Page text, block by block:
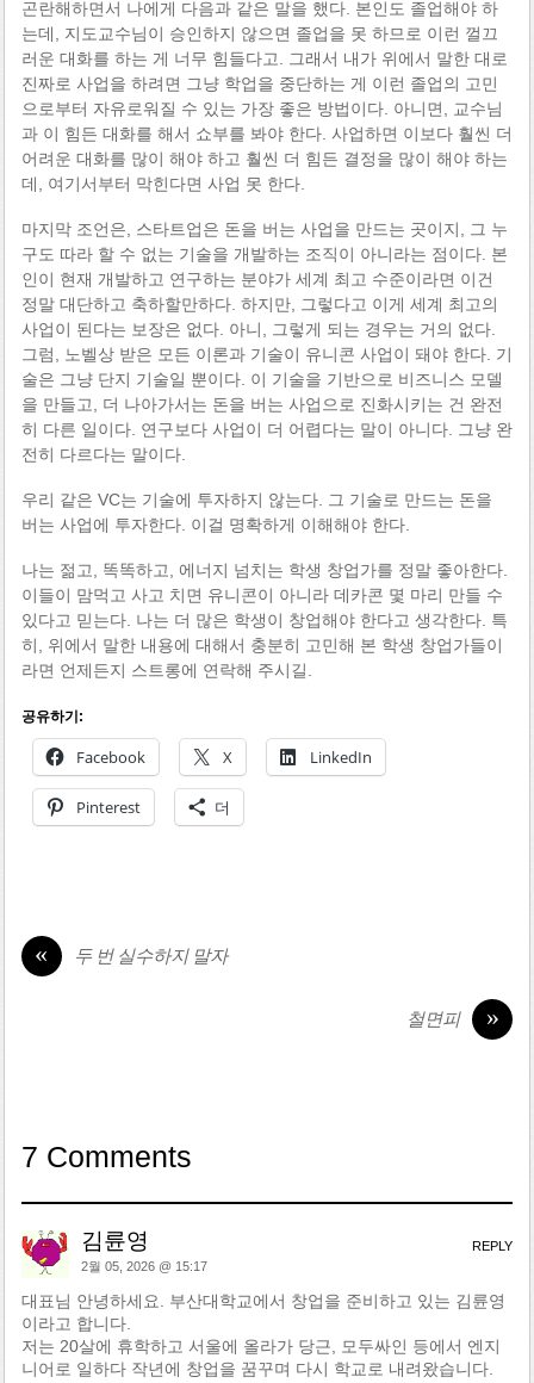
곤란해하면서 나에게 다음과 같은 말을 했다. 본인도 졸업해야 하
는데, 지도교수님이 승인하지 않으면 졸업을 못 하므로 이런 껄끄
러운 대화를 하는 게 너무 힘들다고. 그래서 내가 위에서 말한 대로
진짜로 사업을 하려면 그냥 학업을 중단하는 게 이런 졸업의 고민
으로부터 자유로워질 수 있는 가장 좋은 방법이다. 아니면, 교수님
과 이 힘든 대화를 해서 쇼부를 봐야 한다. 사업하면 이보다 훨씬 더
어려운 대화를 많이 해야 하고 훨씬 더 힘든 결정을 많이 해야 하는
데, 여기서부터 막힌다면 사업 못 한다.
마지막 조언은, 스타트업은 돈을 버는 사업을 만드는 곳이지, 그 누
구도 따라 할 수 없는 기술을 개발하는 조직이 아니라는 점이다. 본
인이 현재 개발하고 연구하는 분야가 세계 최고 수준이라면 이건
정말 대단하고 축하할만하다. 하지만, 그렇다고 이게 세계 최고의
사업이 된다는 보장은 없다. 아니, 그렇게 되는 경우는 거의 없다.
그럼, 노벨상 받은 모든 이론과 기술이 유니콘 사업이 돼야 한다. 기
술은 그냥 단지 기술일 뿐이다. 이 기술을 기반으로 비즈니스 모델
을 만들고, 더 나아가서는 돈을 버는 사업으로 진화시키는 건 완전
히 다른 일이다. 연구보다 사업이 더 어렵다는 말이 아니다. 그냥 완
전히 다르다는 말이다.
우리 같은 VC는 기술에 투자하지 않는다. 그 기술로 만드는 돈을
버는 사업에 투자한다. 이걸 명확하게 이해해야 한다.
나는 젊고, 똑똑하고, 에너지 넘치는 학생 창업가를 정말 좋아한다.
이들이 맘먹고 사고 치면 유니콘이 아니라 데카콘 몇 마리 만들 수
있다고 믿는다. 나는 더 많은 학생이 창업해야 한다고 생각한다. 특
히, 위에서 말한 내용에 대해서 충분히 고민해 본 학생 창업가들이
라면 언제든지 스트롱에 연락해 주시길.
공유하기:
Facebook X LinkedIn
Pinterest 더
« 두 번 실수하지 말자
»
철면피
7 Comments
김륜영
2월 05, 2026 @ 15:17
대표님 안녕하세요. 부산대학교에서 창업을 준비하고 있는 김륜영
이라고 합니다.
저는 20살에 휴학하고 서울에 올라가 당근, 모두싸인 등에서 엔지
니어로 일하다 작년에 창업을 꿈꾸며 다시 학교로 내려왔습니다.
REPLY